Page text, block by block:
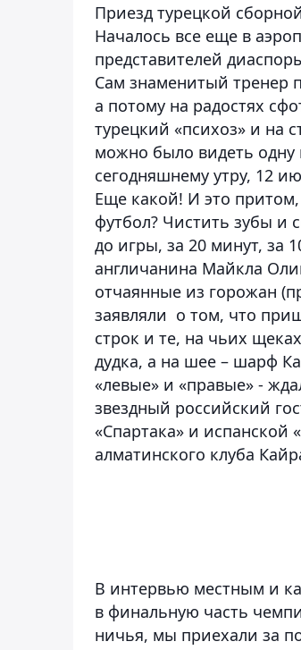
Приезд турецкой
Началось все еще в
представителей
Сам знаменитый тренер
а потому на радостях
турецкий «психоз» и на
можно было видеть одну
сегодняшнему утру, 12
Еще какой! И это
футбол? Чистить зубы и
до игры, за 20 минут, за
англичанина Майкла
отчаянные из горожан
заявляли о том, что
строк и те, на чьих
дудка, а на шее – шарф
«левые» и «правые» -
звездный российский
«Спартака» и
алматинского клуба
В интервью местным и
в финальную часть
ничья, мы приехали за